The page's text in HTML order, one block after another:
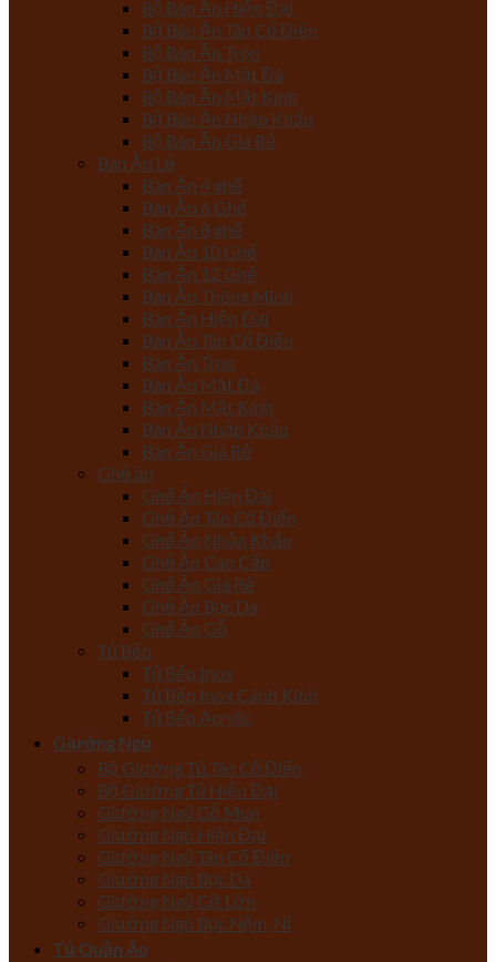
Bộ Bàn Ăn Hiện Đại
Bộ Bàn Ăn Tân Cổ Điển
Bộ Bàn Ăn Tròn
Bộ Bàn Ăn Mặt Đá
Bộ Bàn Ăn Mặt Kính
Bộ Bàn Ăn Nhập Khẩu
Bộ Bàn Ăn Giá Rẻ
Bàn Ăn Lẻ
Bàn Ăn 4 ghế
Bàn Ăn 6 Ghế
Bàn Ăn 8 ghế
Bàn Ăn 10 Ghế
Bàn Ăn 12 Ghế
Bàn Ăn Thông Minh
Bàn Ăn Hiện Đại
Bàn Ăn Tân Cổ Điển
Bàn Ăn Tròn
Bàn Ăn Mặt Đá
Bàn Ăn Mặt Kính
Bàn Ăn Nhập Khẩu
Bàn Ăn Giá Rẻ
Ghế ăn
Ghế Ăn Hiện Đại
Ghế Ăn Tân Cổ Điển
Ghế Ăn Nhập Khẩu
Ghế Ăn Cao Cấp
Ghế Ăn Giá Rẻ
Ghế Ăn Bọc Da
Ghế Ăn Gỗ
Tủ Bếp
Tủ Bếp Inox
Tủ Bếp Inox Cánh Kính
Tủ Bếp Acrylic
Giường Ngủ
Bộ Giường Tủ Tân Cổ Điển
Bộ Giường Tủ Hiện Đại
Giường Ngủ Gỗ Mun
Giường Ngủ Hiện Đại
Giường Ngủ Tân Cổ Điển
Giường Ngủ Bọc Da
Giường Ngủ Cỡ Lớn
Giường Ngủ Bọc Nệm, Nỉ
Tủ Quần Áo